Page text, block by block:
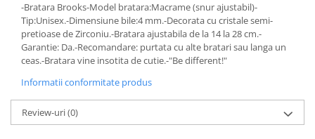
-Bratara Brooks-Model bratara:Macrame (snur ajustabil)-
Tip:Unisex.-Dimensiune bile:4 mm.-Decorata cu cristale semi-
pretioase de Zirconiu.-Bratara ajustabila de la 14 la 28 cm.-
Garantie: Da.-Recomandare: purtata cu alte bratari sau langa un
ceas.-Bratara vine insotita de cutie.-"Be different!"
Informatii conformitate produs
Review-uri(0)